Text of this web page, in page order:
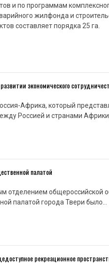
и по программам
жилфонда и
составляет порядка 25 га.
экономического
Африка, который
Россией и странами
палатой
отделением общероссийской
палатой города Твери было…
рекреационное